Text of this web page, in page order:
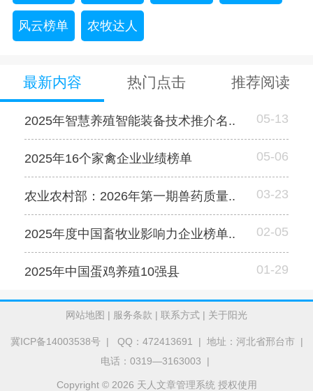
风云榜单 农牧达人
最新内容 热门点击 推荐阅读
2025年智慧养殖智能装备技术推介名.. 05-13
2025年16个家禽企业业绩榜单 05-06
农业农村部：2026年第一期兽药质量.. 03-23
2025年度中国畜牧业影响力企业榜单.. 02-05
2025年中国蛋鸡养殖10强县 01-29
网站地图 | 服务条款 | 联系方式 | 关于阳光
冀ICP备14003538号| QQ：472413691 | 地址：河北省邢台市 |
电话：0319—3163003 |
Copyright © 2026 天人文章管理系统 授权使用